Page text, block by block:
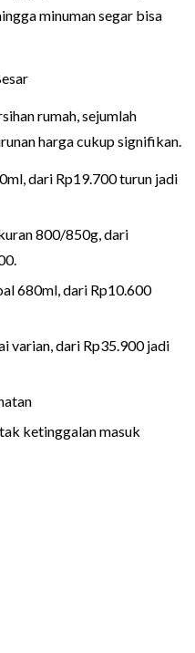
minuman segar bisa
rumah, sejumlah
harga cukup signifikan.
dari Rp19.700 turun jadi
800/850g, dari
680ml, dari Rp10.600
varian, dari Rp35.900 jadi
ketinggalan masuk